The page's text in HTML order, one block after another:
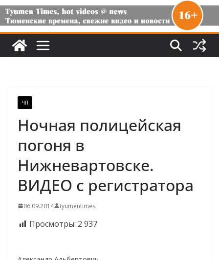
ЧП
Ночная полицейская
погоня в
Нижневартовске.
ВИДЕО с регистратора
06.09.2014 tyumentimes
Просмотры: 2 937